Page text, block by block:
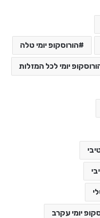
הורוסקופ יומי טלה
יומי לכל המזלות
יומי עקרב